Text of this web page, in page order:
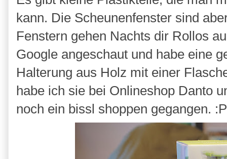
kann. Die Scheunenfenster sind
Fenstern gehen Nachts dir Rollos
Google angeschaut und habe eine
Halterung aus Holz mit einer
habe ich sie bei Onlineshop Danto
noch ein bissl shoppen gegangen. :P